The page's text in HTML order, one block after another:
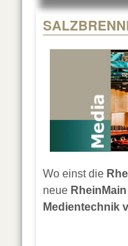
Wo einst die
neue
Medientechnik